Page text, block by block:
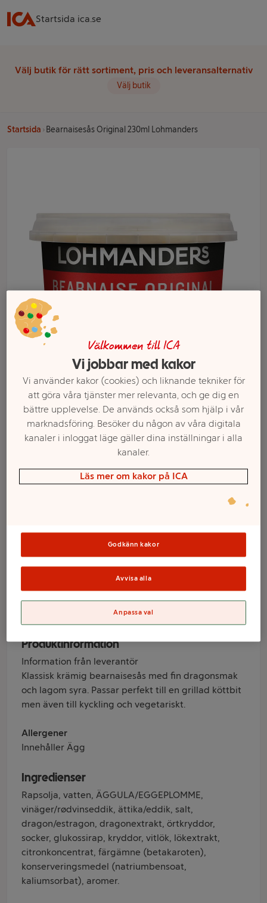
Startsida ica.se
Välj butik för rätt sortiment, pris och leveransalternativ
Välj butik
Startsida Bearnaisesås Original 230ml Lohmanders
Original 230ml
Lohmanders
Varumärke
Produktinformation
Information från leverantör
Klassisk krämig bearnaisesås med fin dragonsmak
och lagom syra. Passar perfekt till en grillad köttbit
men även till kyckling och vegetariskt.
Allergener
Innehåller Ägg
Ingredienser
Rapsolja, vatten, ÄGGULA/EGGEPLOMME,
vinäger/rødvinseddik, ättika/eddik, salt,
dragon/estragon, dragonextrakt, örtkryddor,
socker, glukossirap, kryddor, vitlök, lökextrakt,
citronkoncentrat, färgämne (betakaroten),
konserveringsmedel (natriumbensoat,
kaliumsorbat), aromer.
Välj butik och handla
Sortimentet kan variera mellan butikerna
Välkommen till ICA
Vi jobbar med kakor
Vi använder kakor (cookies) och liknande tekniker för
att göra våra tjänster mer relevanta, och ge dig en
bättre upplevelse. De används också som hjälp i vår
marknadsföring. Besöker du någon av våra digitala
kanaler i inloggat läge gäller dina inställningar i alla
kanaler.
Läs mer om kakor på ICA
Godkänn kakor
Avvisa alla
Anpassa val